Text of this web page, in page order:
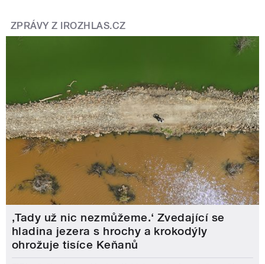
ZPRÁVY Z IROZHLAS.CZ
‚Tady už nic nezmůžeme.‘ Zvedající se
hladina jezera s hrochy a krokodýly
ohrožuje tisíce Keňanů